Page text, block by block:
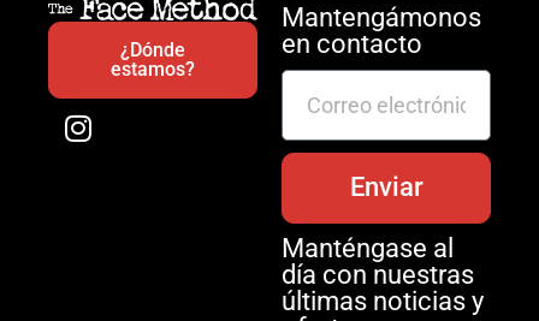
¿Dónde
estamos?
Mantengámonos
en contacto
Enviar
Manténgase al
día con nuestras
últimas noticias y